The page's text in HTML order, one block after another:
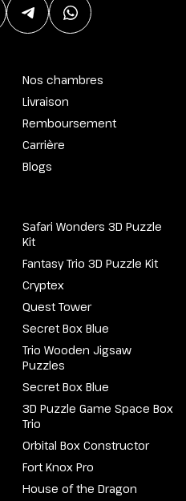
Nos chambres
Livraison
Remboursement
Carrière
Blogs
Safari Wonders 3D Puzzle
Kit
Fantasy Trio 3D Puzzle Kit
Cryptex
Quest Tower
Secret Box Blue
Trio Wooden Jigsaw
Puzzles
Secret Box Blue
3D Puzzle Game Space Box
Trio
Orbital Box Constructor
Fort Knox Pro
House of the Dragon